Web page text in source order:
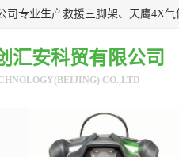
汇安科贸有限公司
CO.,LTD